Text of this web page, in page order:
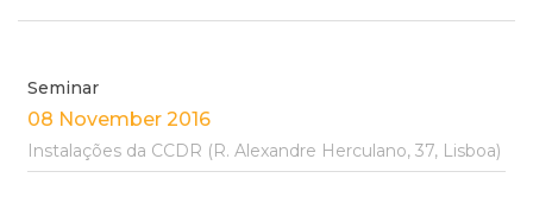
Seminar
08 November 2016
Instalações da CCDR (R. Alexandre Herculano, 37, Lisboa)